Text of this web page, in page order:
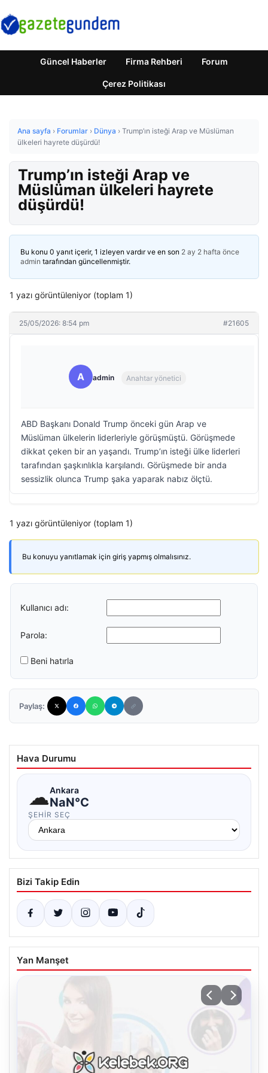
Güncel Haberler Firma Rehberi Forum
Çerez Politikası
Ana sayfa › Forumlar › Dünya › Trump’ın isteği Arap ve Müslüman
ülkeleri hayrete düşürdü!
Trump’ın isteği Arap ve
Müslüman ülkeleri hayrete
düşürdü!
Bu konu 0 yanıt içerir, 1 izleyen vardır ve en son 2 ay 2 hafta önce
admin tarafından güncellenmiştir.
1 yazı görüntüleniyor (toplam 1)
25/05/2026: 8:54 pm #21605
A admin Anahtar yönetici
ABD Başkanı Donald Trump önceki gün Arap ve
Müslüman ülkelerin liderleriyle görüşmüştü. Görüşmede
dikkat çeken bir an yaşandı. Trump’ın isteği ülke liderleri
tarafından şaşkınlıkla karşılandı. Görüşmede bir anda
sessizlik olunca Trump şaka yaparak nabız ölçtü.
1 yazı görüntüleniyor (toplam 1)
Bu konuyu yanıtlamak için giriş yapmış olmalısınız.
Kullanıcı adı:
Parola:
Beni hatırla
Paylaş:
Hava Durumu
☁Ankara
NaN°C
ŞEHIR SEÇ
Bizi Takip Edin
Yan Manşet